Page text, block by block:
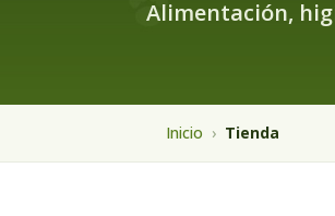
Alimentación,
Inicio › Tienda